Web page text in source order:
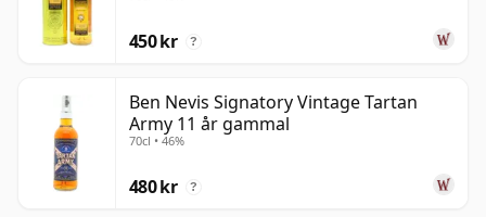
Once a whisky is bottled it ceases its maturation,
unlike wine which continues to age in the bottle, so
considered 11 forever.
450 kr ?
Ben Nevis Signatory Vintage Tartan
Army 11 år gammal
70cl • 46%
480 kr ?